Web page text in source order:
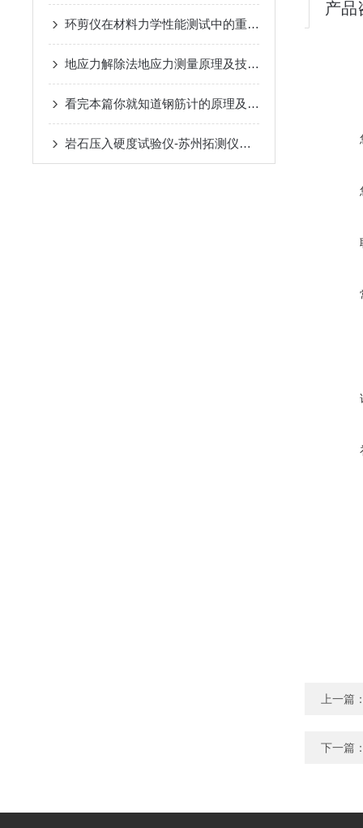
环剪仪在材料力学性能测试中的重要应用与技术解析
地应力解除法地应力测量原理及技术之空心包体地应力测量原理
看完本篇你就知道钢筋计的原理及要点了
岩石压入硬度试验仪-苏州拓测仪器设备有限公司
产品
上一篇
下一篇